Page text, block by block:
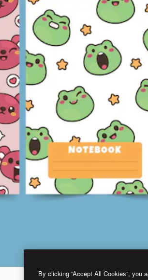
By clicking “Accept All Cookies”, you